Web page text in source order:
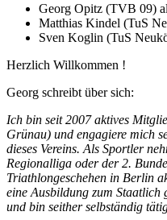
Georg Opitz (TVB 09)
Matthias Kindel (TuS
Sven Koglin (TuS
Herzlich Willkommen !
Georg schreibt über sich:
Ich bin seit 2007 aktives
Grünau) und engagiere mich
dieses Vereins. Als Sportler
Regionalliga oder der 2.
Triathlongeschehen in Berlin
eine Ausbildung zum Staatlich
und bin seither selbständig